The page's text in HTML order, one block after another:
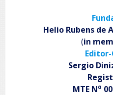
Helio Rubens de
(in
Sergio
MTE No